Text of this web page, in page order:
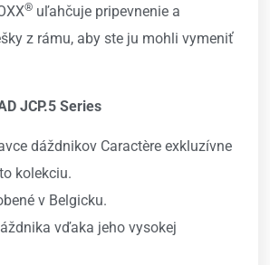
® uľahčuje pripevnenie a
z rámu, aby ste ju mohli vymeniť
JCP.5 Series
dáždnikov Caractère exkluzívne
kolekciu.
v Belgicku.
vďaka jeho vysokej